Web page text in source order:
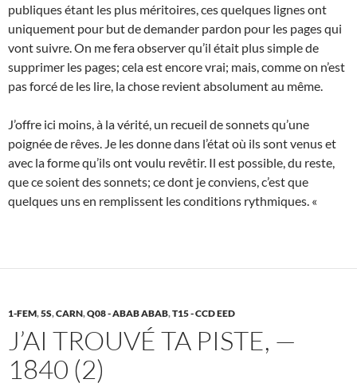
publiques étant les plus méritoires, ces quelques lignes ont
uniquement pour but de demander pardon pour les pages qui
vont suivre. On me fera observer qu’il était plus simple de
supprimer les pages; cela est encore vrai; mais, comme on n’est
pas forcé de les lire, la chose revient absolument au même.
J’offre ici moins, à la vérité, un recueil de sonnets qu’une
poignée de rêves. Je les donne dans l’état où ils sont venus et
avec la forme qu’ils ont voulu revêtir. Il est possible, du reste,
que ce soient des sonnets; ce dont je conviens, c’est que
quelques uns en remplissent les conditions rythmiques. «
1-FEM,5S,CARN,Q08 - ABAB ABAB,T15 - CCD EED
J’AI TROUVÉ TA PISTE, —
1840 (2)